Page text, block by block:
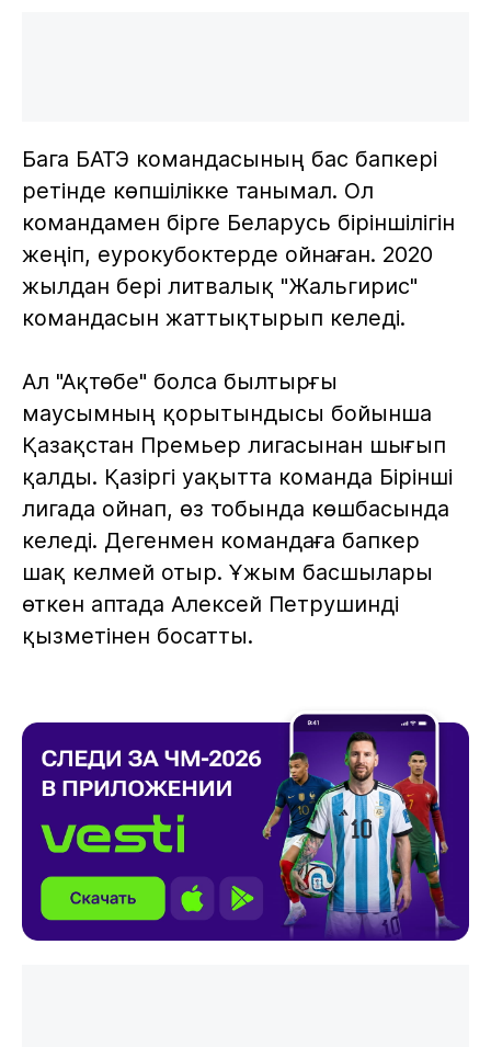
Бага БАТЭ командасының бас бапкері
ретінде көпшілікке танымал. Ол
командамен бірге Беларусь біріншілігін
жеңіп, еурокубоктерде ойнаған. 2020
жылдан бері литвалық "Жальгирис"
командасын жаттықтырып келеді.
Ал "Ақтөбе" болса былтырғы
маусымның қорытындысы бойынша
Қазақстан Премьер лигасынан шығып
қалды. Қазіргі уақытта команда Бірінші
лигада ойнап, өз тобында көшбасында
келеді. Дегенмен командаға бапкер
шақ келмей отыр. Ұжым басшылары
өткен аптада Алексей Петрушинді
қызметінен босатты.